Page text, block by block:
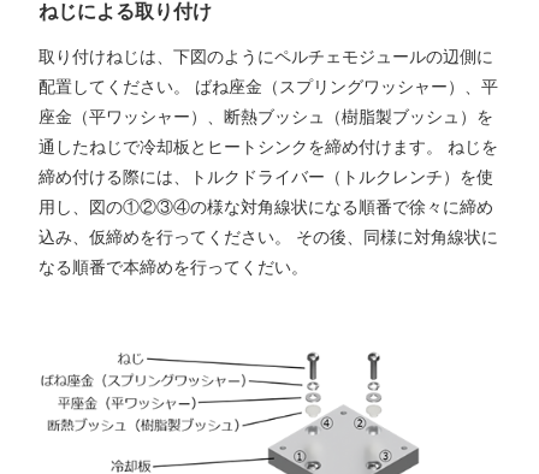
ねじによる取り付け
取り付けねじは、下図のようにペルチェモジュールの辺側に
配置してください。 ばね座金（スプリングワッシャー）、平
座金（平ワッシャー）、断熱ブッシュ（樹脂製ブッシュ）を
通したねじで冷却板とヒートシンクを締め付けます。 ねじを
締め付ける際には、トルクドライバー（トルクレンチ）を使
用し、図の①②③④の様な対角線状になる順番で徐々に締め
込み、仮締めを行ってください。 その後、同様に対角線状に
なる順番で本締めを行ってくだい。